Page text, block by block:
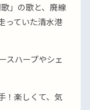
」の歌と、廃線
っていた清水港
スハープやシェ
！楽しくて、気